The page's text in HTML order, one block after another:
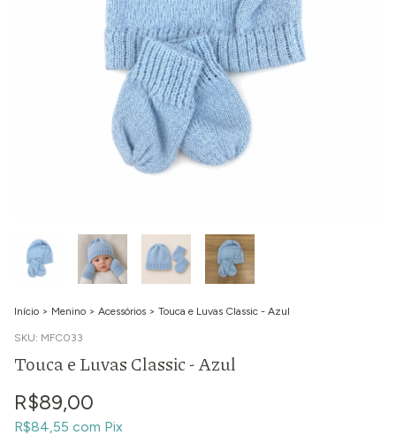
Início > Menino > Acessórios > Touca e Luvas Classic - Azul
SKU: MFC033
Touca e Luvas Classic - Azul
R$89,00
R$84,55 com Pix